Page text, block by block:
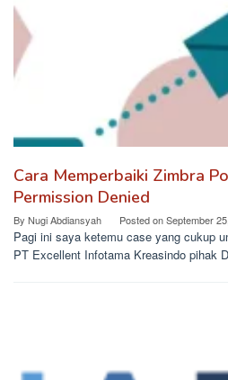
Cara Memperbaiki Zimbra
Permission Denied
By Nugi Abdiansyah Posted onSeptember
Pagi ini saya ketemu case yang cukup
PT Excellent Infotama Kreasindo pihak